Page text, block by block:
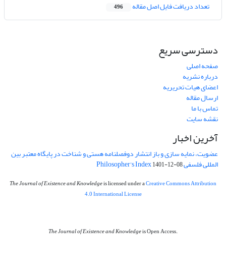
تعداد دریافت فایل اصل مقاله 496
دسترسی سریع
صفحه اصلی
درباره نشریه
اعضای هیات تحریریه
ارسال مقاله
تماس با ما
نقشه سایت
آخرین اخبار
عضویت، نمایه سازی و باز انتشار دوفصلنامه هستی و شناخت در پایگاه معتبر بین
المللی فلسفی Philosopher's Index1401-12-08
The Journal of Existence and Knowledgeis licensed under aCreative Commons Attribution
4.0 International License
The Journal of Existence and Knowledgeis Open Access.